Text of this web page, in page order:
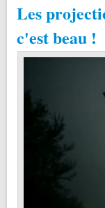
Les
c'est beau !